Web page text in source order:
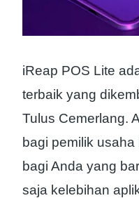
iReap POS Lite
terbaik yang
Tulus Cemerlang.
bagi pemilik
bagi Anda yang
saja kelebihan